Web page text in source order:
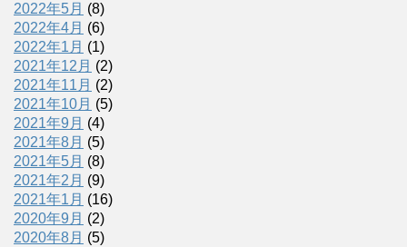
2022年5月 (8)
2022年4月 (6)
2022年1月 (1)
2021年12月 (2)
2021年11月 (2)
2021年10月 (5)
2021年9月 (4)
2021年8月 (5)
2021年5月 (8)
2021年2月 (9)
2021年1月 (16)
2020年9月 (2)
2020年8月 (5)